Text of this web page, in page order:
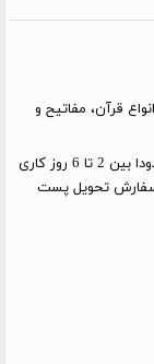
قرآن، مفاتیح و
با پیک در تهران 1 روز و با پست حدودا بین 2 تا 6 روز کاری
سفارش تحویل پست